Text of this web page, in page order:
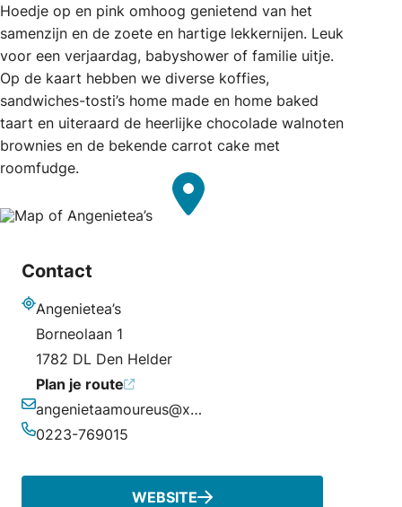
Hoedje op en pink omhoog genietend van het
samenzijn en de zoete en hartige lekkernijen. Leuk
voor een verjaardag, babyshower of familie uitje.
Op de kaart hebben we diverse koffies,
sandwiches-tosti’s home made en home baked
taart en uiteraard de heerlijke chocolade walnoten
brownies en de bekende carrot cake met
roomfudge.
Contact
Adres
Angenietea’s
Borneolaan 1
1782 DL Den Helder
Plan je route
E-mailadres
angenietaamoureus@xs4all.nl
0223-769015
WEBSITE